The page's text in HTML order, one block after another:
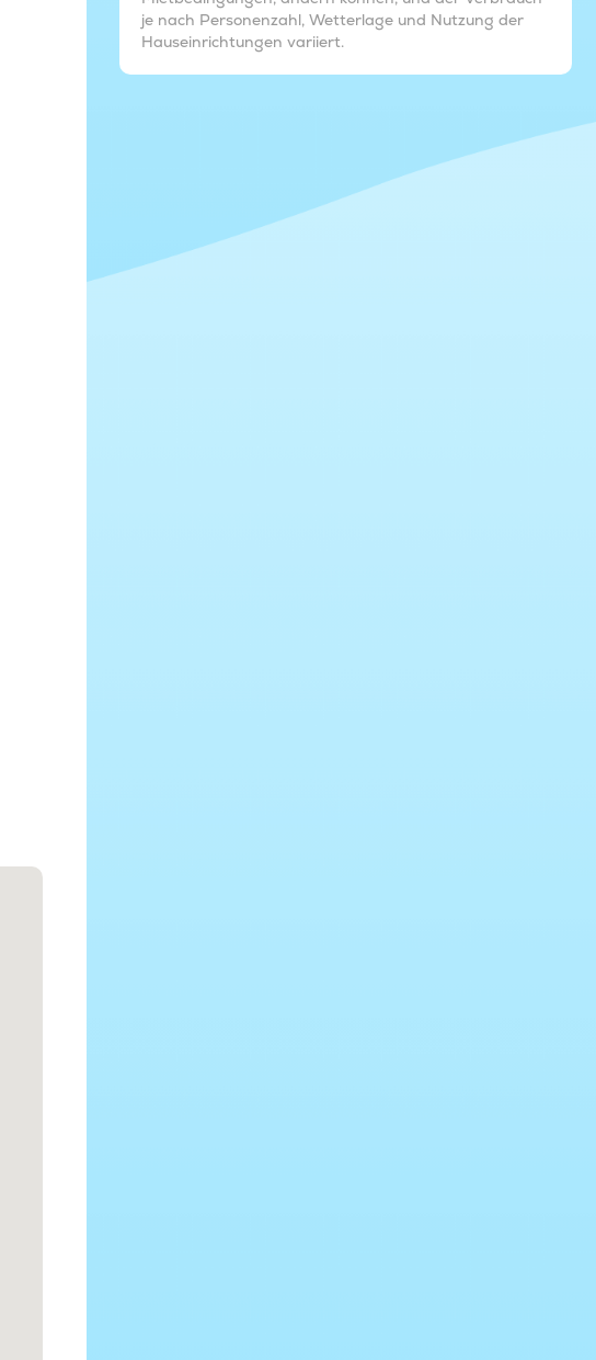
je nach Personenzahl, Wetterlage und Nutzung der
Hauseinrichtungen variiert.